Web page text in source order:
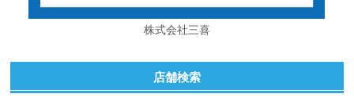
株式会社三喜
店舗検索